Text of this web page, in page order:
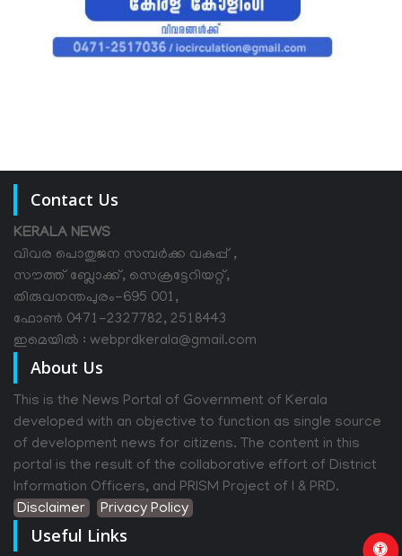
Contact Us
KERALA NEWS
വിവര പൊതുജന സമ്പര്‍ക്ക വകുപ്പ് ,
സൗത്ത് ബ്ലോക്ക്, സെക്രട്ടേറിയറ്റ്,
തിരുവനന്തപുരം-695 001,
ഫോൺ 0471-2327782, 2518443
ഇമെയിൽ : webprdkerala@gmail.com
About Us
This is the News Portal of Government of Kerala
developed with an objective to function as single source
of development news for citizens. The content in this
portal is the result of the collaborative effort of District
Information Officers, and PRISM Project of I & PRD.
Disclaimer
Privacy Policy
Useful Links